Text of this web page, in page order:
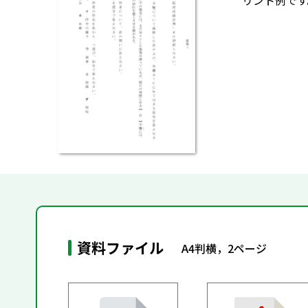
資料ファイル A4判横，2ページ